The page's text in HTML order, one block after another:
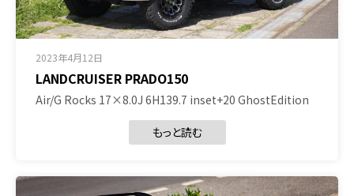
2023年4月12日
LANDCRUISER PRADO150
Air/G Rocks 17×8.0J 6H139.7 inset+20 GhostEdition
もっと読む